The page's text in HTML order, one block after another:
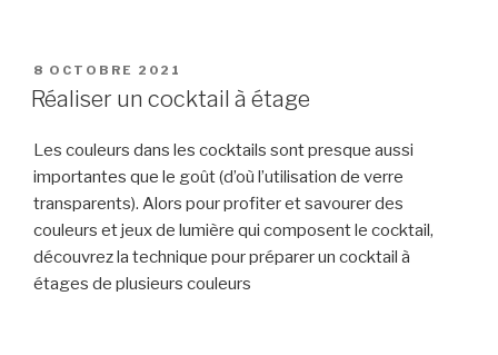
PUBLIÉ
LE
8 OCTOBRE 2021
Réaliser un cocktail à étage
Les couleurs dans les cocktails sont presque aussi
importantes que le goût (d’où l’utilisation de verre
transparents). Alors pour profiter et savourer des
couleurs et jeux de lumière qui composent le cocktail,
découvrez la technique pour préparer un cocktail à
étages de plusieurs couleurs